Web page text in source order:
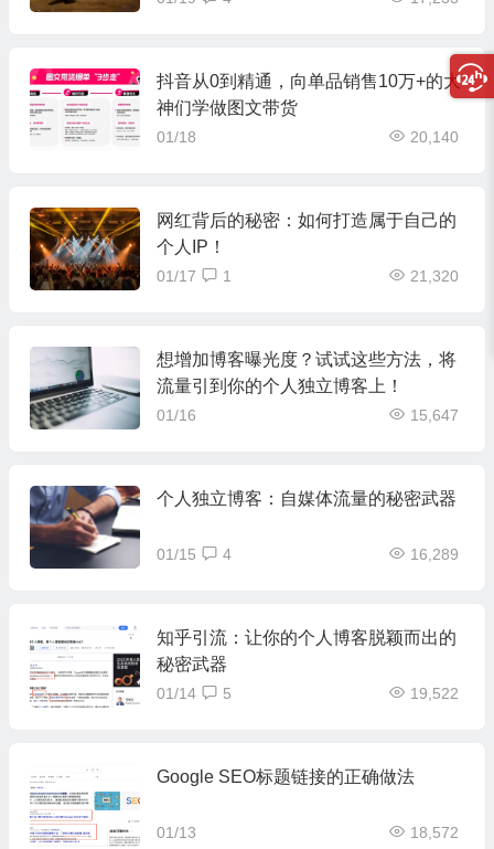
抖音从0到精通，向单品销售10万+的大
神们学做图文带货
01/18 20,140
网红背后的秘密：如何打造属于自己的
个人IP！
01/17 21,320
1
想增加博客曝光度？试试这些方法，将
流量引到你的个人独立博客上！
01/16 15,647
个人独立博客：自媒体流量的秘密武器
01/15 16,289
4
知乎引流：让你的个人博客脱颖而出的
秘密武器
01/14 19,522
5
Google SEO标题链接的正确做法
01/13 18,572